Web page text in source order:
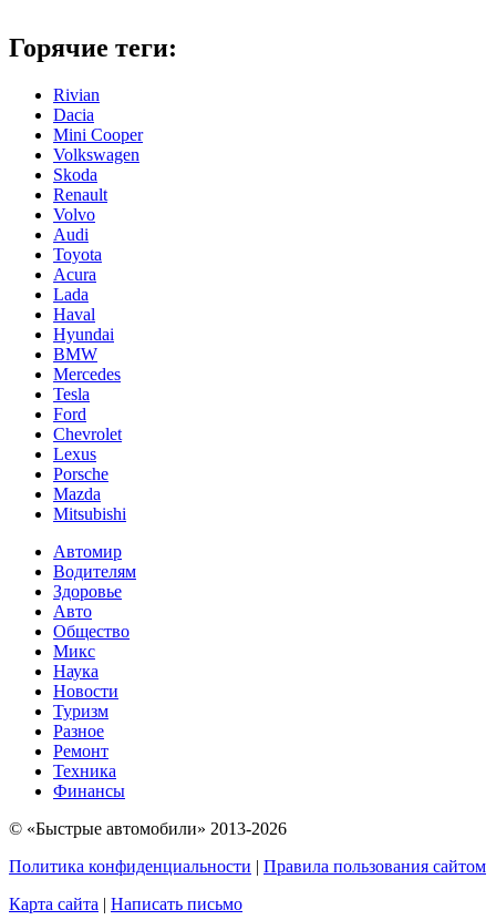
Горячие теги:
Rivian
Dacia
Mini Cooper
Volkswagen
Skoda
Renault
Volvo
Audi
Toyota
Acura
Lada
Haval
Hyundai
BMW
Mercedes
Tesla
Ford
Chevrolet
Lexus
Porsche
Mazda
Mitsubishi
Автомир
Водителям
Здоровье
Авто
Общество
Микс
Наука
Новости
Туризм
Разное
Ремонт
Техника
Финансы
© «Быстрые автомобили» 2013-2026
Политика конфиденциальности | Правила пользования сайтом
Карта сайта | Написать письмо